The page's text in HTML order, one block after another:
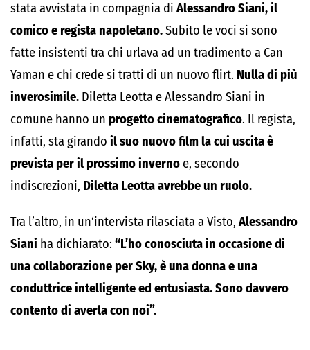
stata avvistata in compagnia di Alessandro Siani, il
comico e regista napoletano.Subito le voci si sono
fatte insistenti tra chi urlava ad un tradimento a Can
Yaman e chi crede si tratti di un nuovo flirt. Nulla di più
inverosimile. Diletta Leotta e Alessandro Siani in
comune hanno un progetto cinematografico. Il regista,
infatti, sta girando il suo nuovo film la cui uscita è
prevista per il prossimo inverno e, secondo
indiscrezioni, Diletta Leotta avrebbe un ruolo.
Tra l’altro, in un‘intervista rilasciata a Visto, Alessandro
Siani ha dichiarato: “L’ho conosciuta in occasione di
una collaborazione per Sky, è una donna e una
conduttrice intelligente ed entusiasta. Sono davvero
contento di averla con noi”.